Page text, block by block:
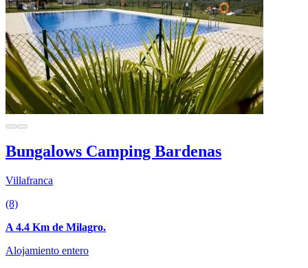
Bungalows Camping Bardenas
Villafranca
(8)
A 4.4 Km de Milagro.
Alojamiento entero